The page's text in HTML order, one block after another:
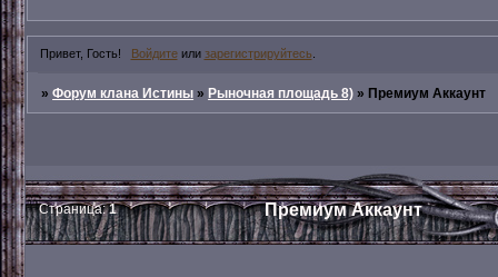
Привет, Гость! Войдитеили зарегистрируйтесь
»Форум клана Истины »Рыночная площадь 8) »Премиум Аккаунт
Премиум Аккаунт
Страница:1